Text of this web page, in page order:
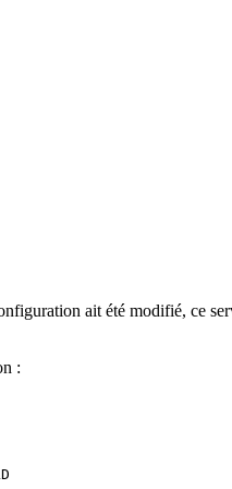
ait été modifié, ce
: